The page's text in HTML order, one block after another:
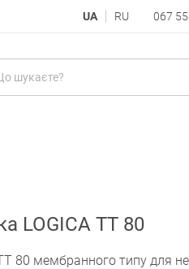
UA RU 067
LOGICA TT 80
80 мембранного типу для не